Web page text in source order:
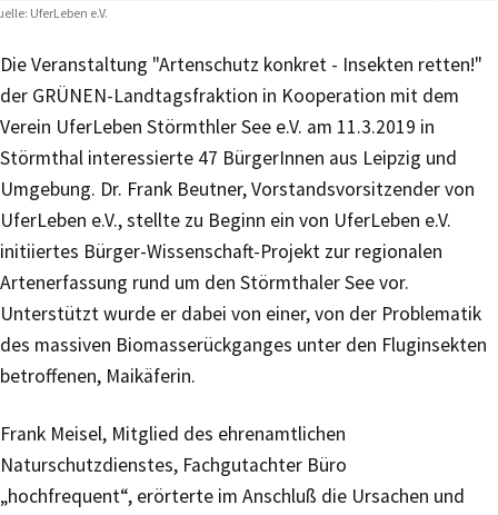
UferLeben e.V.
Die Veranstaltung "Artenschutz konkret - Insekten retten!"
der GRÜNEN-Landtagsfraktion in Kooperation mit dem
Verein UferLeben Störmthler See e.V. am 11.3.2019 in
Störmthal interessierte 47 BürgerInnen aus Leipzig und
Umgebung. Dr. Frank Beutner, Vorstandsvorsitzender von
UferLeben e.V., stellte zu Beginn ein von UferLeben e.V.
initiiertes Bürger-Wissenschaft-Projekt zur regionalen
Artenerfassung rund um den Störmthaler See vor.
Unterstützt wurde er dabei von einer, von der Problematik
des massiven Biomasserückganges unter den Fluginsekten
betroffenen, Maikäferin.
Frank Meisel, Mitglied des ehrenamtlichen
Naturschutzdienstes, Fachgutachter Büro
„hochfrequent“, erörterte im Anschluß die Ursachen und